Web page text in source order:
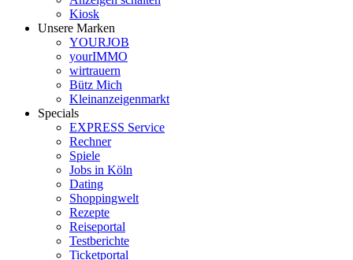
Kiosk
Unsere Marken
YOURJOB
yourIMMO
wirtrauern
Bütz Mich
Kleinanzeigenmarkt
Specials
EXPRESS Service
Rechner
Spiele
Jobs in Köln
Dating
Shoppingwelt
Rezepte
Reiseportal
Testberichte
Ticketportal